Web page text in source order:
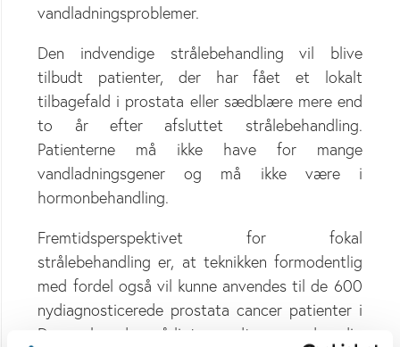
vandladningsproblemer.
Den indvendige strålebehandling vil blive
tilbudt patienter, der har fået et lokalt
tilbagefald i prostata eller sædblære mere end
to år efter afsluttet strålebehandling.
Patienterne må ikke have for mange
vandladningsgener og må ikke være i
hormonbehandling.
Fremtidsperspektivet for fokal
strålebehandling er, at teknikken formodentlig
med fordel også vil kunne anvendes til de 600
nydiagnosticerede prostata cancer patienter i
Danmark, der årligt modtager udvendig